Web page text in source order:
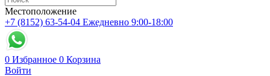
Местоположение
+7 (8152) 63-54-04 Ежедневно 9:00-18:00
0 Избранное 0 Корзина
Войти